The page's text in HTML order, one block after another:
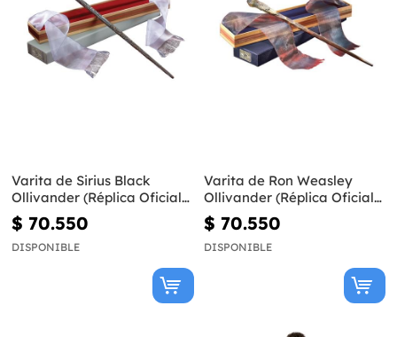
Varita de Sirius Black
Ollivander (Réplica Oficial)
- Harry Potter
$ 70.550
DISPONIBLE
Varita de Ron Weasley
Ollivander (Réplica Oficial)
- Harry Potter
$ 70.550
DISPONIBLE